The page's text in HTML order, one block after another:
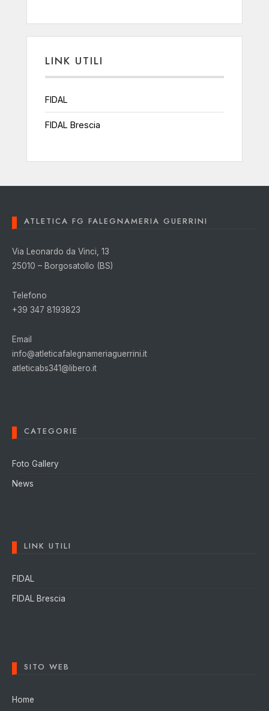
LINK UTILI
FIDAL
FIDAL Brescia
ATLETICA FG FALEGNAMERIA GUERRINI
Via Leonardo da Vinci, 13
25010 – Borgosatollo (BS)
Telefono
+39 347 8193823
Email
info@atleticafalegnameriaguerrini.it
atleticabs341@libero.it
CATEGORIE
Foto Gallery
News
LINK UTILI
FIDAL
FIDAL Brescia
SITO WEB
Home